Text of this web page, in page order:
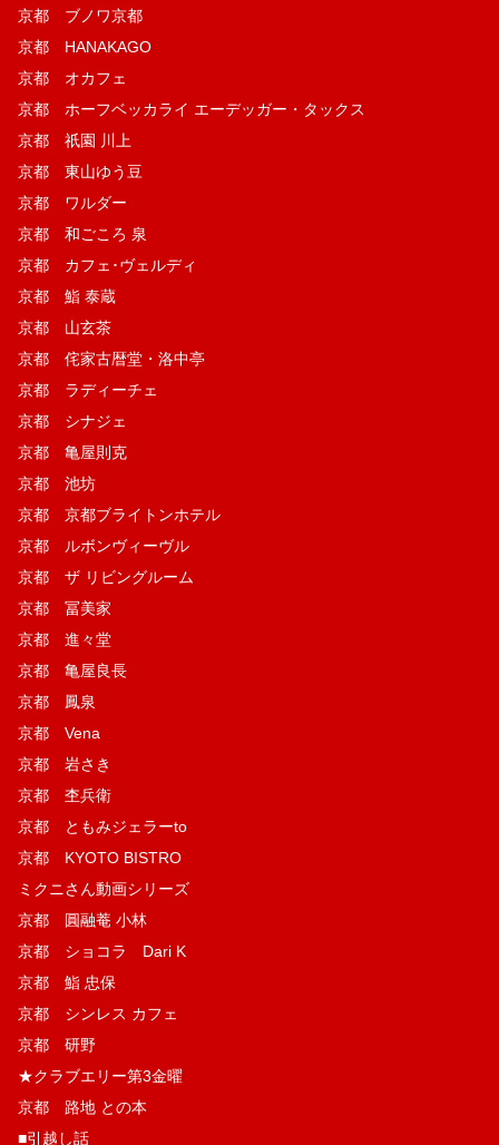
京都 ブノワ京都
京都 HANAKAGO
京都 オカフェ
京都 ホーフベッカライ エーデッガー・タックス
京都 祇園 川上
京都 東山ゆう豆
京都 ワルダー
京都 和ごころ 泉
京都 カフェ･ヴェルディ
京都 鮨 泰蔵
京都 山玄茶
京都 侘家古暦堂・洛中亭
京都 ラディーチェ
京都 シナジェ
京都 亀屋則克
京都 池坊
京都 京都ブライトンホテル
京都 ルボンヴィーヴル
京都 ザ リビングルーム
京都 冨美家
京都 進々堂
京都 亀屋良長
京都 鳳泉
京都 Vena
京都 岩さき
京都 杢兵衛
京都 ともみジェラーto
京都 KYOTO BISTRO
ミクニさん動画シリーズ
京都 圓融菴 小林
京都 ショコラ Dari K
京都 鮨 忠保
京都 シンレス カフェ
京都 研野
★クラブエリー第3金曜
京都 路地 との本
■引越し話